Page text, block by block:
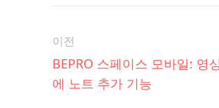
이전
BEPRO 스페이스 모바일: 영
에 노트 추가 기능